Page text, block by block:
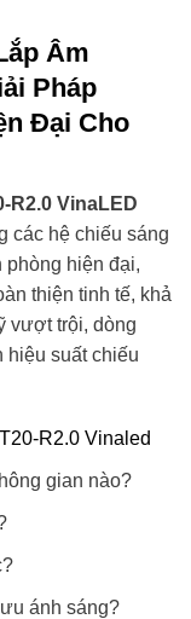
Âm
Pháp
Đại Cho
R2.0 VinaLED
các hệ chiếu sáng
phòng hiện đại,
thiện tinh tế, khả
vượt trội, dòng
hiệu suất chiếu
gian nào?
ánh sáng?